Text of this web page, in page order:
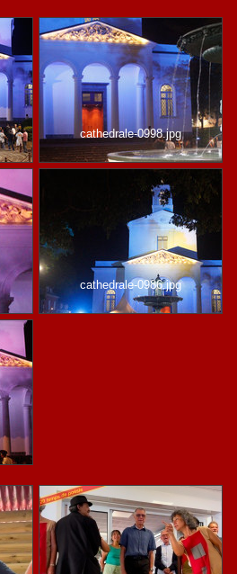
cathedrale-0998.jpg
cathedrale-0986.jpg